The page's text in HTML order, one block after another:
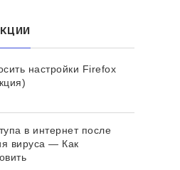
настройки Firefox
в интернет после
вируса — Как